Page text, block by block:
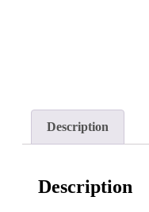
Description
Description